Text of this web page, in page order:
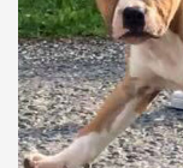
NOVINKY
PLÁNUJEME
KRYTIA POD